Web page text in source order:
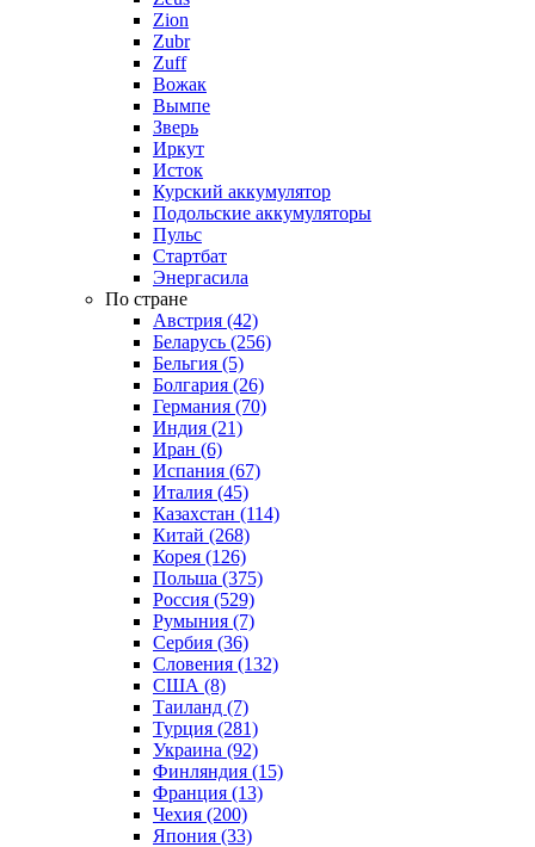
Zion
Zubr
Zuff
Вожак
Вымпе
Зверь
Иркут
Исток
Курский аккумулятор
Подольские аккумуляторы
Пульс
Стартбат
Энергасила
По стране
Австрия (42)
Беларусь (256)
Бельгия (5)
Болгария (26)
Германия (70)
Индия (21)
Иран (6)
Испания (67)
Италия (45)
Казахстан (114)
Китай (268)
Корея (126)
Польша (375)
Россия (529)
Румыния (7)
Сербия (36)
Словения (132)
США (8)
Таиланд (7)
Турция (281)
Украина (92)
Финляндия (15)
Франция (13)
Чехия (200)
Япония (33)